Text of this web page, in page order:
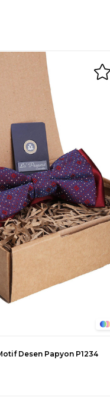
Desen Papyon P1234